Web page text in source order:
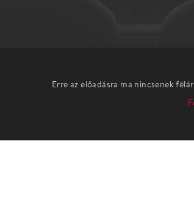
Erre az előadásra ma nincsenek